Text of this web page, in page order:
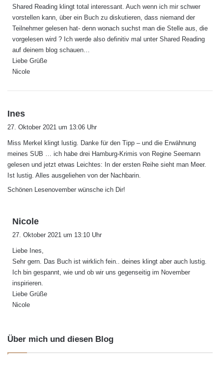
Shared Reading klingt total interessant. Auch wenn ich mir schwer
vorstellen kann, über ein Buch zu diskutieren, dass niemand der
Teilnehmer gelesen hat- denn wonach suchst man die Stelle aus, die
vorgelesen wird ? Ich werde also definitiv mal unter Shared Reading
auf deinem blog schauen…
Liebe Grüße
Nicole
Ines
t
:
27. Oktober 2021 um 13:06 Uhr
Miss Merkel klingt lustig. Danke für den Tipp – und die Erwähnung
meines SUB … ich habe drei Hamburg-Krimis von Regine Seemann
gelesen und jetzt etwas Leichtes: In der ersten Reihe sieht man Meer.
Ist lustig. Alles ausgeliehen von der Nachbarin.
Schönen Lesenovember wünsche ich Dir!
Nicole
t
:
27. Oktober 2021 um 13:10 Uhr
Liebe Ines,
Sehr gern. Das Buch ist wirklich fein.. deines klingt aber auch lustig.
Ich bin gespannt, wie und ob wir uns gegenseitig im November
inspirieren.
Liebe Grüße
Nicole
Über mich und diesen Blog